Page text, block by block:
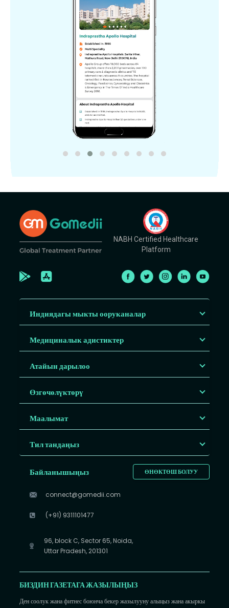
NABH Certified Healthcare
Platform
Индиядагы мыкты ооруканалар
Медициналык адистиктер
Атайын дарылоо
Өзгөчөлүктөрү
Маалымат
Тил тандаңыз
ӨНӨКТӨШ БОЛУУ
Байланышыңыз
connect@gomedii.com
(+91) 9311101477
96, block C, Sector 65, Noida,
Uttar Pradesh, 201301
БИЗДИН ГАЗЕТАГА ЖАЗЫЛЫҢЫЗ
Ден соолук жана фитнес боюнча бекер жазылууну алыңыз жана акыркы